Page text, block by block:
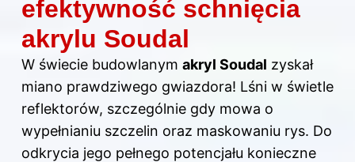
efektywność schnięcia
akrylu Soudal
W świecie budowlanym akryl Soudal zyskał
miano prawdziwego gwiazdora! Lśni w świetle
reflektorów, szczególnie gdy mowa o
wypełnianiu szczelin oraz maskowaniu rys. Do
odkrycia jego pełnego potencjału konieczne